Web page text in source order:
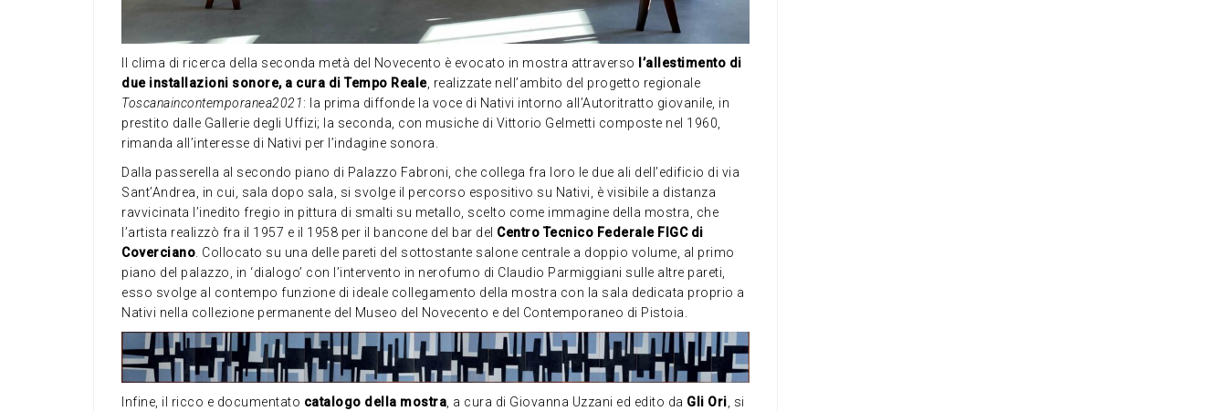
Il clima di ricerca della seconda metà del Novecento è evocato in mostra attraverso
l’allestimento di
due installazioni sonore, a cura di Tempo Reale, realizzate nell’ambito del progetto regionale
Toscanaincontemporanea2021: la prima diffonde la voce di Nativi intorno all’Autoritratto giovanile, in
prestito dalle Gallerie degli Uffizi; la seconda, con musiche di Vittorio Gelmetti composte nel 1960,
rimanda all’interesse di Nativi per l’indagine sonora.
Dalla passerella al secondo piano di Palazzo Fabroni, che collega fra loro le due ali dell’edificio di via
Sant’Andrea, in cui, sala dopo sala, si svolge il percorso espositivo su Nativi, è visibile a distanza
ravvicinata l’inedito fregio in pittura di smalti su metallo, scelto come immagine della mostra, che
l’artista realizzò fra il 1957 e il 1958 per il bancone del bar del Centro Tecnico Federale FIGC di
Coverciano . Collocato su una delle pareti del sottostante salone centrale a doppio volume, al primo
piano del palazzo, in ‘dialogo’ con l’intervento in nerofumo di Claudio Parmiggiani sulle altre pareti,
esso svolge al contempo funzione di ideale collegamento della mostra con la sala dedicata proprio a
Nativi nella collezione permanente del Museo del Novecento e del Contemporaneo di Pistoia.
Infine, il ricco e documentato catalogo della mostra , a cura di Giovanna Uzzani ed edito da Gli Ori , si